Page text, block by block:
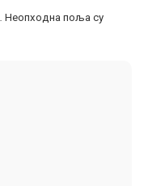
Неопходна поља су